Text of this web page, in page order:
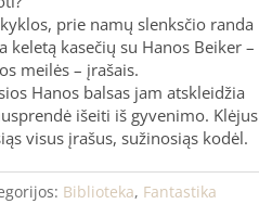
prie namų slenksčio randa
keletą kasečių su Hanos Beiker –
meilės – įrašais.
Hanos balsas jam atskleidžia
išeiti iš gyvenimo. Klėjus
visus įrašus, sužinosiąs kodėl.
Biblioteka, Fantastika